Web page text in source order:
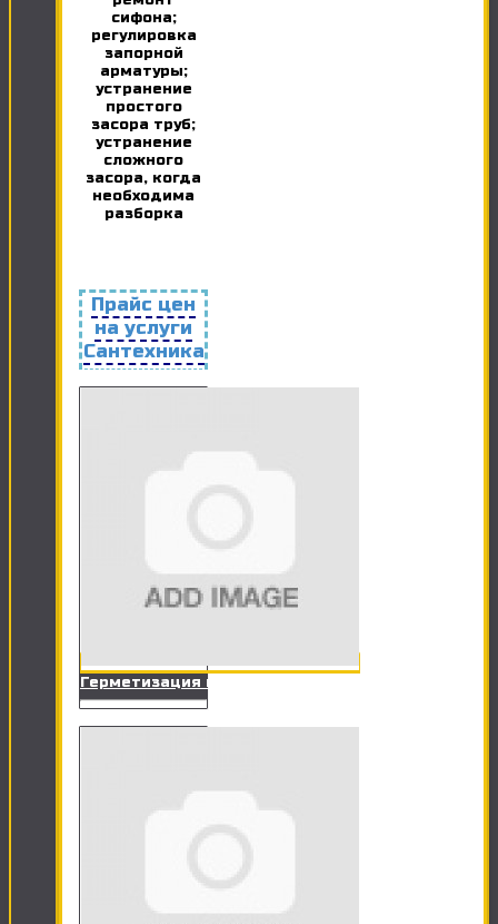
сифона;
регулировка
запорной
арматуры;
устранение
простого
засора труб;
устранение
сложного
засора, когда
необходима
разборка
Прайс цен
на услуги
Сантехника
Герметизация ванны